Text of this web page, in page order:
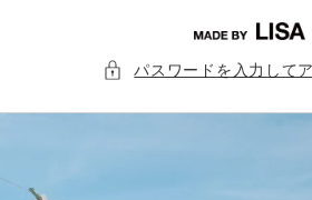
パスワードを入力して